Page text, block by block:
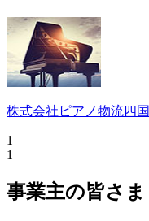
株式会社ピアノ物流四国
1
1
事業主の皆さま